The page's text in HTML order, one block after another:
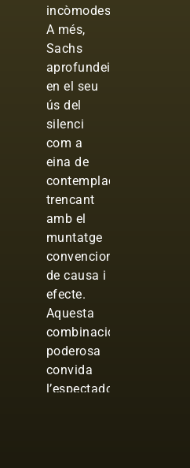
incòmodes.
A més,
Sachs
aprofundeix
en el seu
ús del
silenci
com a
eina de
contemplació,
trencant
amb el
muntatge
convencional
de causa i
efecte.
Aquesta
combinació
poderosa
convida
l’espectador